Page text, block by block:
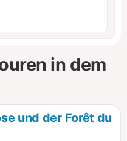
in dem
und der Forêt du